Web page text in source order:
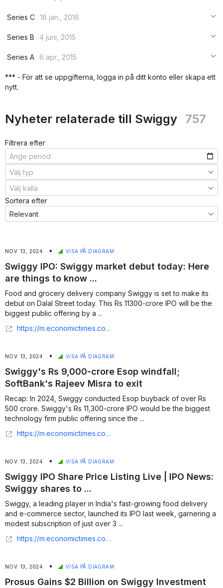
***
Series C 18 jan., 2016
***
Series B
4 juni, 2015
***
Series A
6 apr., 2015
***
*** - För att se uppgifterna, logga in på ditt konto eller skapa ett
nytt.
Nyheter relaterade till Swiggy 757
Filtrera efter
Sortera efter
NOV. 13, 2024 • VISA PÅ DIAGRAM
Swiggy IPO: Swiggy market debut today: Here
are things to know ...
Food and grocery delivery company Swiggy is set to make its
debut on Dalal Street today. This Rs 11300-crore IPO will be the
biggest public offering by a ...
https://m.economictimes.com/tech/tech-bytes/swiggy-market-debut-today-here-are-things-to-know/articleshow/115237184.cms
NOV. 13, 2024 • VISA PÅ DIAGRAM
Swiggy's Rs 9,000-crore Esop windfall;
SoftBank's Rajeev Misra to exit
Recap: In 2024, Swiggy conducted Esop buyback of over Rs
500 crore. Swiggy's Rs 11,300-crore IPO would be the biggest
technology firm public offering since the ...
https://m.economictimes.com/tech/newsletters/tech-top-5/swiggy-employees-esop-windfall-softbanks-rajeev-misra-to-exit/articleshow/115220140.cms
NOV. 13, 2024 • VISA PÅ DIAGRAM
Swiggy IPO Share Price Listing Live | IPO News:
Swiggy shares to ...
Swiggy, a leading player in India's fast-growing food delivery
and e-commerce sector, launched its IPO last week, garnering a
modest subscription of just over 3 ...
https://m.economictimes.com/markets/stocks/live-blog/swiggy-ipo-share-listing-live-2024-swiggy-share-price-today-ipo-date-time-13-nov/liveblog/115234817.cms
NOV. 13, 2024 • VISA PÅ DIAGRAM
Prosus Gains $2 Billion on Swiggy Investment